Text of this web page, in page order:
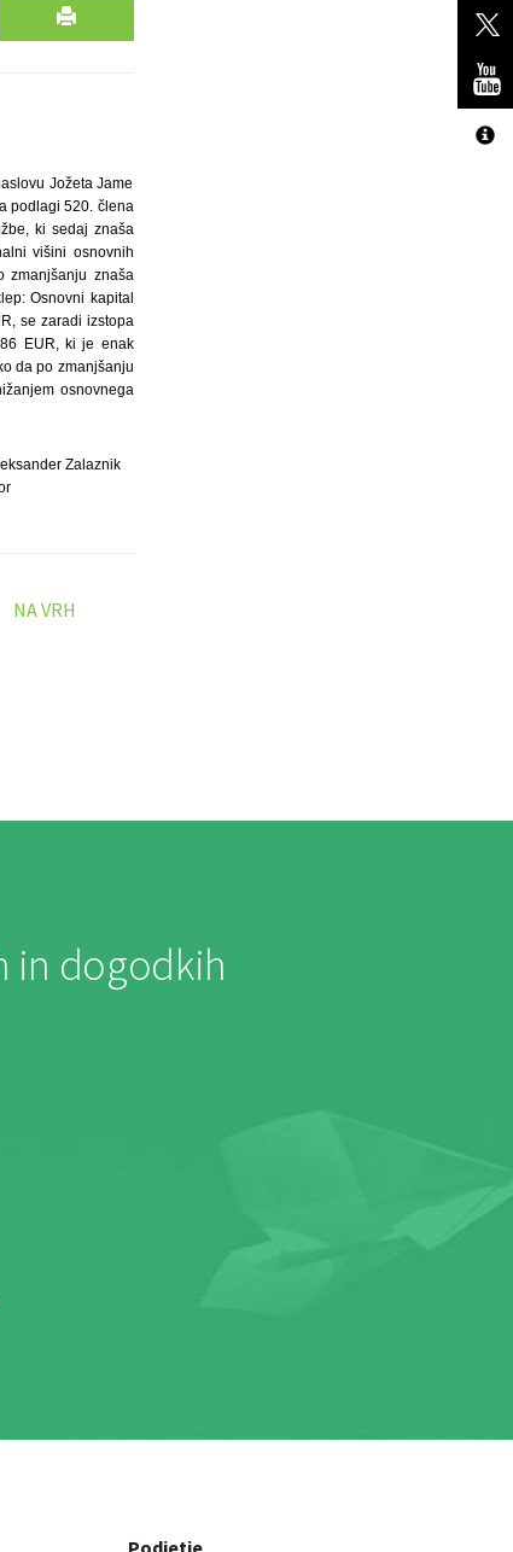
Jožeta Jame
podlagi 520. člena
ki sedaj znaša
višini osnovnih
zmanjšanju znaša
Osnovni kapital
se zaradi izstopa
EUR, ki je enak
da po zmanjšanju
osnovnega
Zalaznik
NA VRH
in dogodkih